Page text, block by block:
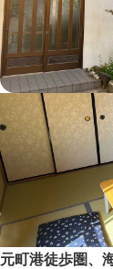
元町港徒歩圏、